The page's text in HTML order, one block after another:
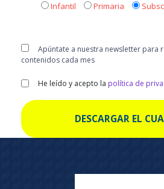
Infantil
Primaria
Apúntate a nuestra newsletter para
contenidos cada mes
He leído y acepto la política de